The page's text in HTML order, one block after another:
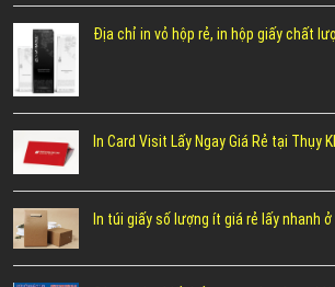
Địa chỉ in vỏ hộp rẻ, in hộp giấy chất
In Card Visit Lấy Ngay Giá Rẻ tại Thụy
In túi giấy số lượng ít giá rẻ lấy nhanh ở